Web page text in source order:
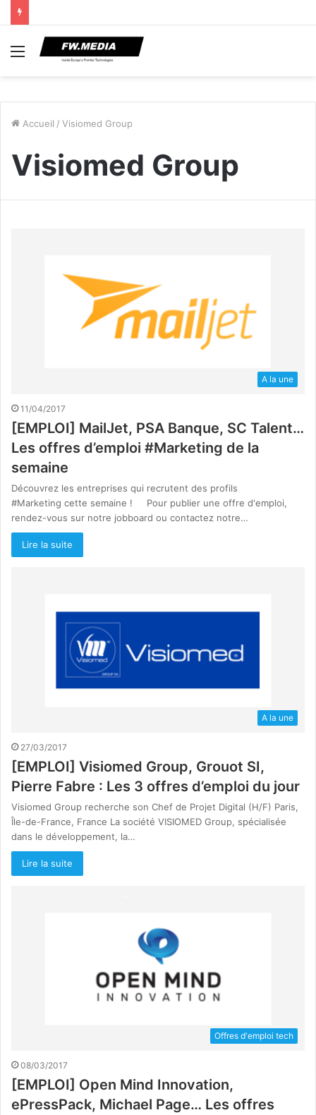
Menu
Accueil / Visiomed Group
Visiomed Group
A la une
11/04/2017
[EMPLOI] MailJet, PSA Banque, SC Talent…
Les offres d’emploi #Marketing de la
semaine
Découvrez les entreprises qui recrutent des profils
#Marketing cette semaine ! Pour publier une offre d'emploi,
rendez-vous sur notre jobboard ou contactez notre…
Lire la suite
A la une
27/03/2017
[EMPLOI]​ Visiomed Group, Grouot SI,
Pierre Fabre ​: Les 3 offres d’emploi du jour
Visiomed Group recherche son Chef de Projet Digital (H/F) Paris,
Île-de-France, France La société VISIOMED Group, spécialisée
dans le développement, la…
Lire la suite
Offres d'emploi tech
08/03/2017
[EMPLOI] Open Mind Innovation,
ePressPack, Michael Page… Les offres